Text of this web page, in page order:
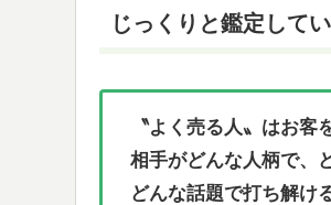
じっくりと鑑定してい
〝よく売る人〟はお客
相手がどんな人柄で、
どんな話題で打ち解け